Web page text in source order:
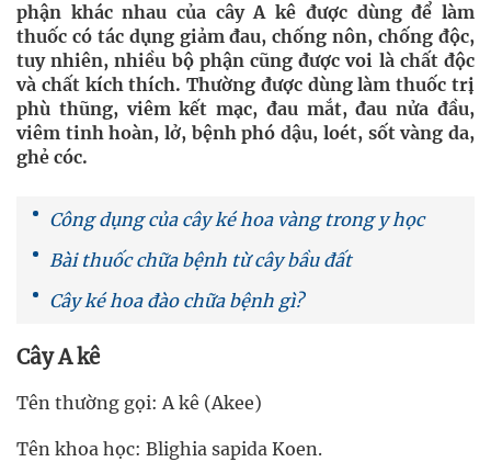
phận khác nhau của cây A kê được dùng để làm
thuốc có tác dụng giảm đau, chống nôn, chống độc,
tuy nhiên, nhiều bộ phận cũng được voi là chất độc
và chất kích thích. Thường được dùng làm thuốc trị
phù thũng, viêm kết mạc, đau mắt, đau nửa đầu,
viêm tinh hoàn, lở, bệnh phó dậu, loét, sốt vàng da,
ghẻ cóc.
Công dụng của cây ké hoa vàng trong y học
Bài thuốc chữa bệnh từ cây bầu đất
Cây ké hoa đào chữa bệnh gì?
Cây A kê
Tên thường gọi: A kê (Akee)
Tên khoa học: Blighia sapida Koen.